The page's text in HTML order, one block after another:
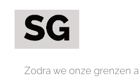
Zodra we onze grenzen